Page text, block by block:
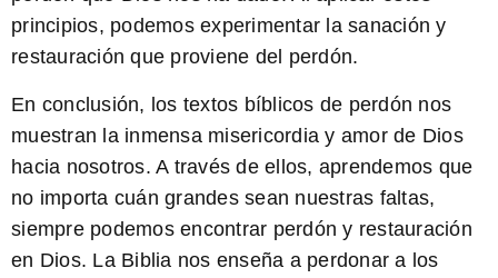
principios, podemos experimentar la sanación y
restauración que proviene del perdón.
En conclusión, los textos bíblicos de perdón nos
muestran la inmensa misericordia y amor de Dios
hacia nosotros. A través de ellos, aprendemos que
no importa cuán grandes sean nuestras faltas,
siempre podemos encontrar perdón y restauración
en Dios. La Biblia nos enseña a perdonar a los